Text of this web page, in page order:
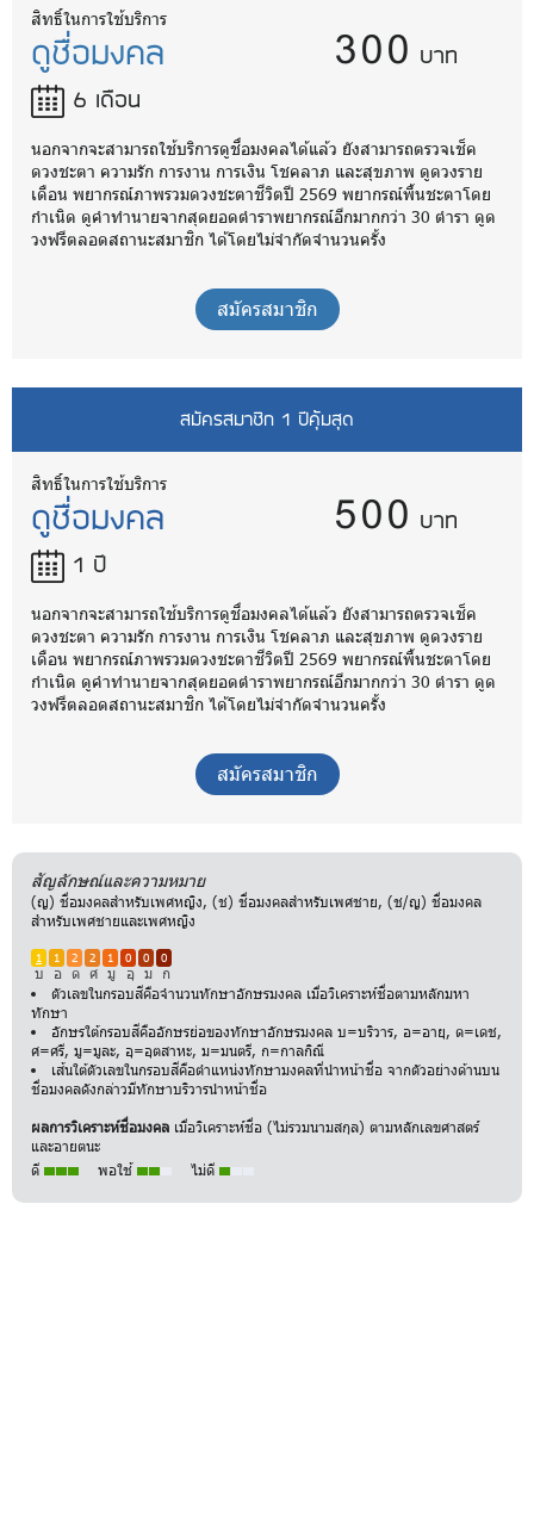
สิทธิ์ในการใช้บริการ
ดูชื่อมงคล
6 เดือน
300 บาท
นอกจากจะสามารถใช้บริการดูชื่อมงคลได้แล้ว ยังสามารถตรวจเช็ค
ดวงชะตา ความรัก การงาน การเงิน โชคลาภ และสุขภาพ ดูดวงราย
เดือน พยากรณ์ภาพรวมดวงชะตาชีวิตปี 2569 พยากรณ์พื้นชะตาโดย
กำเนิด ดูคำทำนายจากสุดยอดตำราพยากรณ์อีกมากกว่า 30 ตำรา ดูด
วงฟรีตลอดสถานะสมาชิก ได้โดยไม่จำกัดจำนวนครั้ง
สมัครสมาชิก
สมัครสมาชิก 1 ปีคุ้มสุด
สิทธิ์ในการใช้บริการ
ดูชื่อมงคล
1 ปี
500 บาท
นอกจากจะสามารถใช้บริการดูชื่อมงคลได้แล้ว ยังสามารถตรวจเช็ค
ดวงชะตา ความรัก การงาน การเงิน โชคลาภ และสุขภาพ ดูดวงราย
เดือน พยากรณ์ภาพรวมดวงชะตาชีวิตปี 2569 พยากรณ์พื้นชะตาโดย
กำเนิด ดูคำทำนายจากสุดยอดตำราพยากรณ์อีกมากกว่า 30 ตำรา ดูด
วงฟรีตลอดสถานะสมาชิก ได้โดยไม่จำกัดจำนวนครั้ง
สมัครสมาชิก
สัญลักษณ์และความหมาย
(ญ) ชื่อมงคลสำหรับเพศหญิง, (ช) ชื่อมงคลสำหรับเพศชาย, (ช/ญ) ชื่อมงคล
สำหรับเพศชายและเพศหญิง
1 1 2 2 1 0 0 0
บ อ ด ศ มู อุ ม ก
ตัวเลขในกรอบสีคือจำนวนทักษาอักษรมงคล เมื่อวิเคราะห์ชื่อตามหลักมหา
ทักษา
อักษรใต้กรอบสีคืออักษรย่อของทักษาอักษรมงคล บ=บริวาร, อ=อายุ, ด=เดช,
ศ=ศรี, มู=มูละ, อุ=อุตสาหะ, ม=มนตรี, ก=กาลกิณี
เส้นใต้ตัวเลขในกรอบสีคือตำแหน่งทักษามงคลที่นำหน้าชื่อ จากตัวอย่างด้านบน
ชื่อมงคลดังกล่าวมีทักษาบริวารนำหน้าชื่อ
ผลการวิเคราะห์ชื่อมงคล เมื่อวิเคราะห์ชื่อ (ไม่รวมนามสกุล) ตามหลักเลขศาสตร์
และอายตนะ
ดี
พอใช้ ไม่ดี